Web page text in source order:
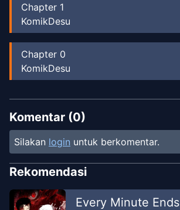
Chapter 1
KomikDesu
Chapter 0
KomikDesu
Komentar (0)
Silakan login untuk berkomentar.
Rekomendasi
Every Minute Ends